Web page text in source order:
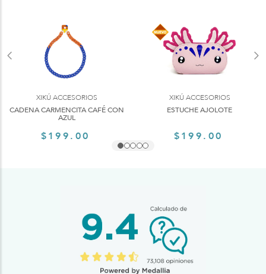
XIKÚ ACCESORIOS
CADENA CARMENCITA CAFÉ CON
AZUL
$199.00
XIKÚ ACCESORIOS
ESTUCHE AJOLOTE
$199.00